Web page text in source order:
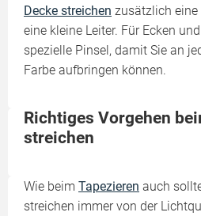
Decke streichen zusätzlich eine
eine kleine Leiter. Für Ecken
spezielle Pinsel, damit Sie an
Farbe aufbringen können.
Richtiges Vorgehen
streichen
Wie beim Tapezieren auch
streichen immer von der